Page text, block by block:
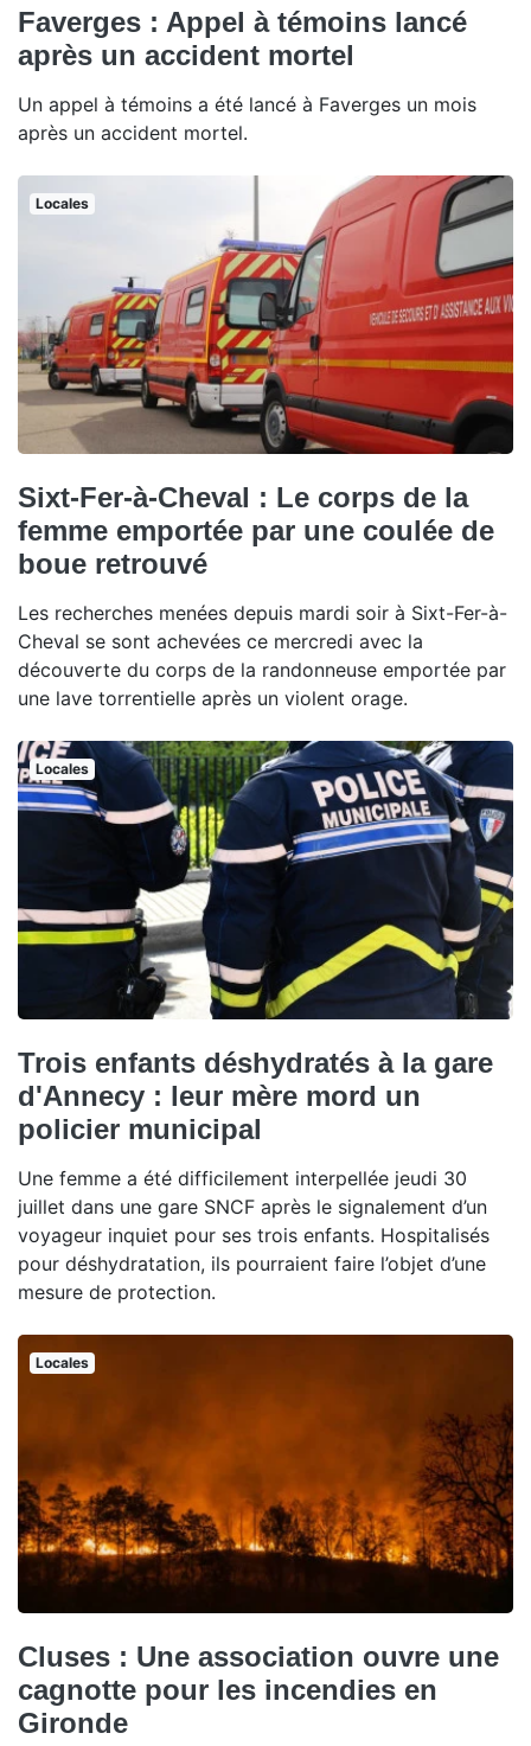
Faverges : Appel à témoins lancé
après un accident mortel
Un appel à témoins a été lancé à Faverges un mois
après un accident mortel.
Locales
Sixt-Fer-à-Cheval : Le corps de la
femme emportée par une coulée de
boue retrouvé
Les recherches menées depuis mardi soir à Sixt-Fer-à-
Cheval se sont achevées ce mercredi avec la
découverte du corps de la randonneuse emportée par
une lave torrentielle après un violent orage.
Locales
Trois enfants déshydratés à la gare
d'Annecy : leur mère mord un
policier municipal
Une femme a été difficilement interpellée jeudi 30
juillet dans une gare SNCF après le signalement d’un
voyageur inquiet pour ses trois enfants. Hospitalisés
pour déshydratation, ils pourraient faire l’objet d’une
mesure de protection.
Locales
Cluses : Une association ouvre une
cagnotte pour les incendies en
Gironde